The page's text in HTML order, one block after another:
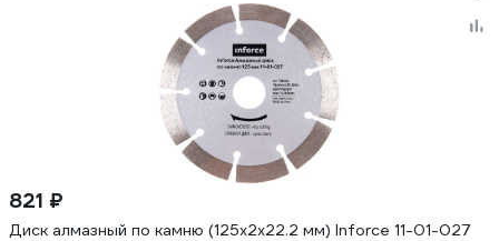
821 ₽
Диск алмазный по камню (125х2x22.2 мм) Inforce 11-01-027